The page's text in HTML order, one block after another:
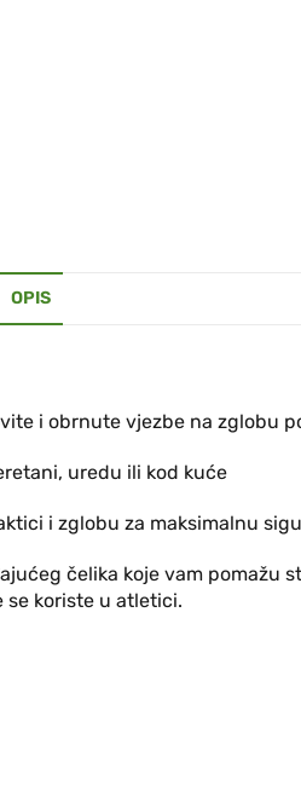
OPIS
i obrnute vjezbe na zglobu
uredu ili kod kuće
i zglobu za maksimalnu
čelika koje vam pomažu
se koriste u atletici.